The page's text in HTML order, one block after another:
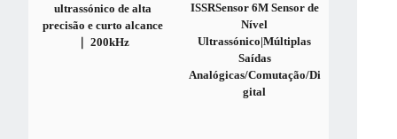
ultrassónico de alta
precisão e curto alcance
｜ 200kHz
ISSRSensor 6M Sensor de
Nível
Ultrassónico|Múltiplas
Saídas
Analógicas/Comutação/Di
gital